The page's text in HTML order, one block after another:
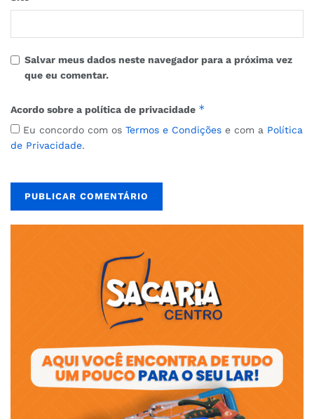
Salvar meus dados neste navegador para a próxima vez
que eu comentar.
Acordo sobre a política de privacidade *
Eu concordo com os Termos e Condições e com a Política
de Privacidade.